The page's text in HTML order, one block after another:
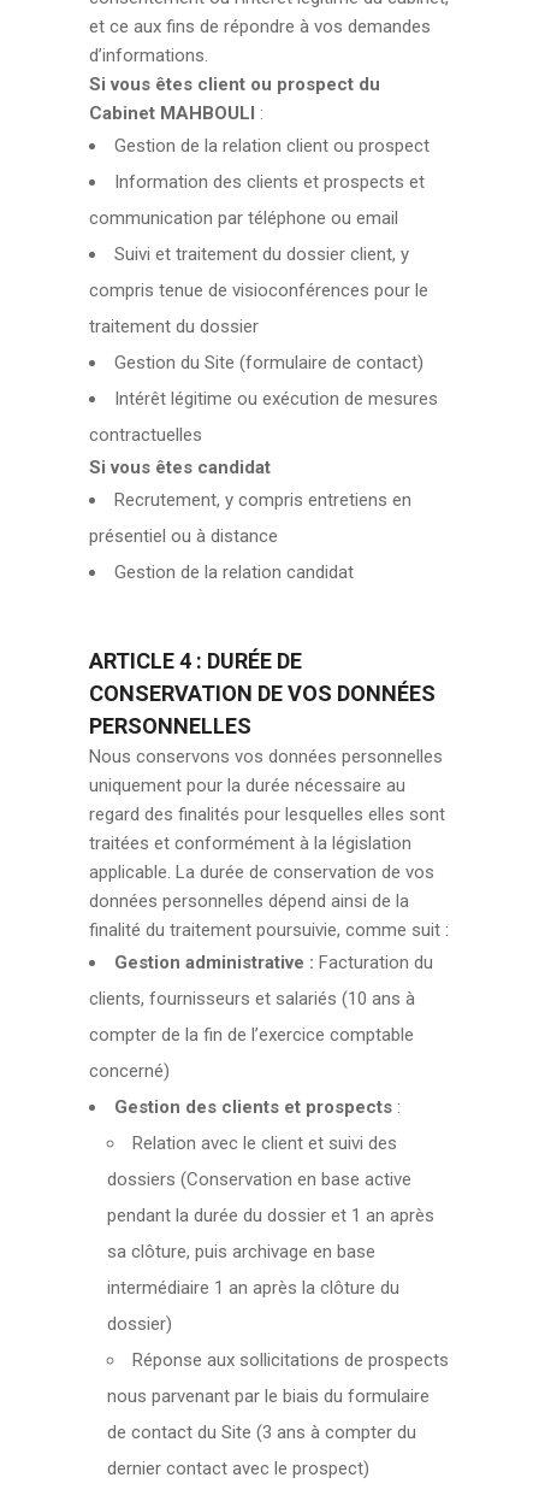
et ce aux fins de répondre à vos demandes
d’informations.
Si vous êtes client ou prospect du
Cabinet MAHBOULI :
Gestion de la relation client ou prospect
Information des clients et prospects et
communication par téléphone ou email
Suivi et traitement du dossier client, y
compris tenue de visioconférences pour le
traitement du dossier
Gestion du Site (formulaire de contact)
Intérêt légitime ou exécution de mesures
contractuelles
Si vous êtes candidat
Recrutement, y compris entretiens en
présentiel ou à distance
Gestion de la relation candidat
ARTICLE 4 : DURÉE DE
CONSERVATION DE VOS DONNÉES
PERSONNELLES
Nous conservons vos données personnelles
uniquement pour la durée nécessaire au
regard des finalités pour lesquelles elles sont
traitées et conformément à la législation
applicable. La durée de conservation de vos
données personnelles dépend ainsi de la
finalité du traitement poursuivie, comme suit :
Gestion administrative : Facturation du
clients, fournisseurs et salariés (10 ans à
compter de la fin de l’exercice comptable
concerné)
Gestion des clients et prospects :
Relation avec le client et suivi des
dossiers (Conservation en base active
pendant la durée du dossier et 1 an après
sa clôture, puis archivage en base
intermédiaire 1 an après la clôture du
dossier)
Réponse aux sollicitations de prospects
nous parvenant par le biais du formulaire
de contact du Site (3 ans à compter du
dernier contact avec le prospect)